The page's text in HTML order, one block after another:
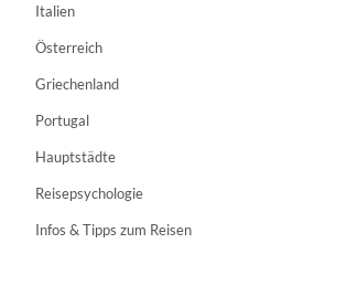
Italien
Österreich
Griechenland
Portugal
Hauptstädte
Reisepsychologie
Infos & Tipps zum Reisen